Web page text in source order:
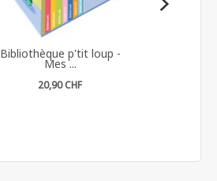
Bibliothèque p'tit loup -
Mes ...
20,90 CHF